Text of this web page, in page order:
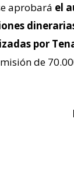
aprobará el
por
de